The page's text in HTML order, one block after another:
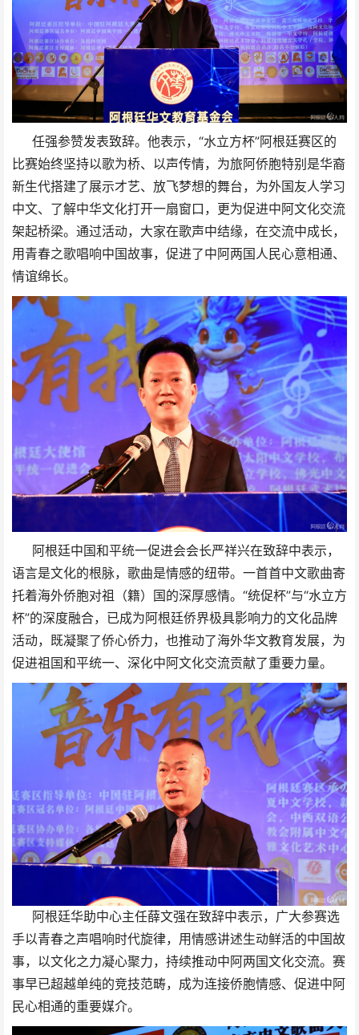
任强参赞发表致辞。他表示，“水立方杯”阿根廷赛区的
比赛始终坚持以歌为桥、以声传情，为旅阿侨胞特别是华裔
新生代搭建了展示才艺、放飞梦想的舞台，为外国友人学习
中文、了解中华文化打开一扇窗口，更为促进中阿文化交流
架起桥梁。通过活动，大家在歌声中结缘，在交流中成长，
用青春之歌唱响中国故事，促进了中阿两国人民心意相通、
情谊绵长。
阿根廷中国和平统一促进会会长严祥兴在致辞中表示，
语言是文化的根脉，歌曲是情感的纽带。一首首中文歌曲寄
托着海外侨胞对祖（籍）国的深厚感情。“统促杯”与“水立方
杯”的深度融合，已成为阿根廷侨界极具影响力的文化品牌
活动，既凝聚了侨心侨力，也推动了海外华文教育发展，为
促进祖国和平统一、深化中阿文化交流贡献了重要力量。
阿根廷华助中心主任薛文强在致辞中表示，广大参赛选
手以青春之声唱响时代旋律，用情感讲述生动鲜活的中国故
事，以文化之力凝心聚力，持续推动中阿两国文化交流。赛
事早已超越单纯的竞技范畴，成为连接侨胞情感、促进中阿
民心相通的重要媒介。